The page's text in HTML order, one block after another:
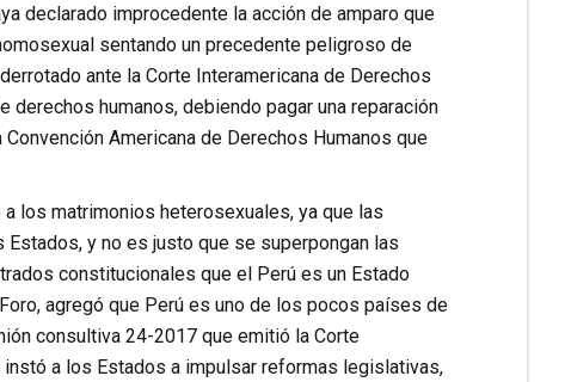
declarado improcedente la acción de amparo que
sentando un precedente peligroso de
ante la Corte Interamericana de Derechos
humanos, debiendo pagar una reparación
Americana de Derechos Humanos que
los matrimonios heterosexuales, ya que las
y no es justo que se superpongan las
constitucionales que el Perú es un Estado
agregó que Perú es uno de los pocos países de
consultiva 24-2017 que emitió la Corte
a los Estados a impulsar reformas legislativas,